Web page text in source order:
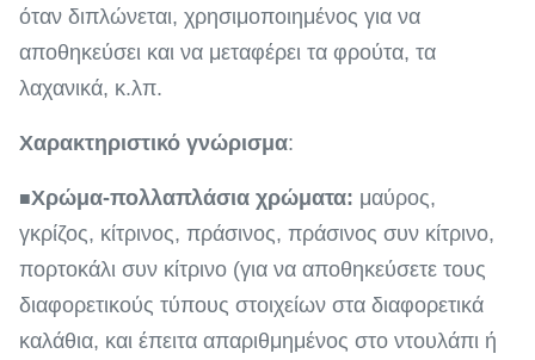
όταν διπλώνεται, χρησιμοποιημένος για να
αποθηκεύσει και να μεταφέρει τα φρούτα, τα
λαχανικά, κ.λπ.
Χαρακτηριστικό γνώρισμα:
■Χρώμα-πολλαπλάσια χρώματα: μαύρος,
γκρίζος, κίτρινος, πράσινος, πράσινος συν κίτρινο,
πορτοκάλι συν κίτρινο (για να αποθηκεύσετε τους
διαφορετικούς τύπους στοιχείων στα διαφορετικά
καλάθια, και έπειτα απαριθμημένος στο ντουλάπι ή